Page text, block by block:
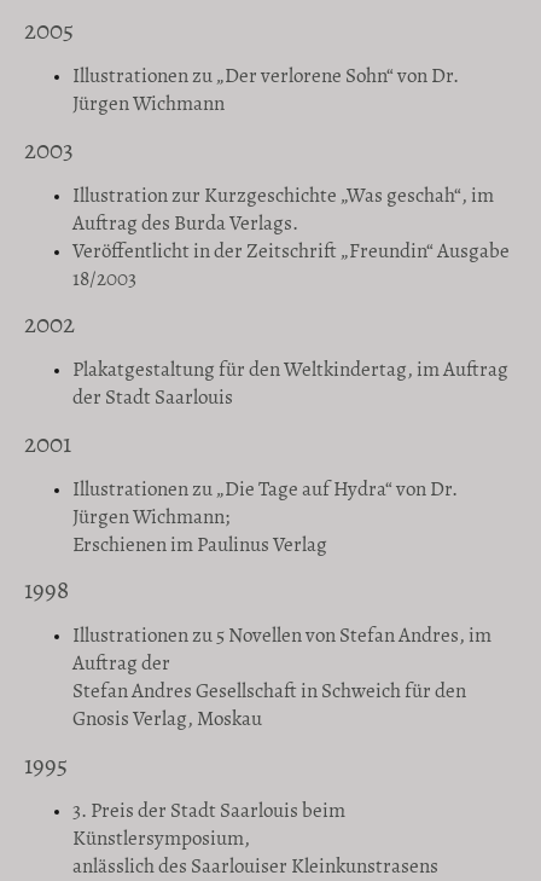
2005
Illustrationen zu „Der verlorene Sohn“ von Dr.
Jürgen Wichmann
2003
Illustration zur Kurzgeschichte „Was geschah“, im
Auftrag des Burda Verlags.
Veröffentlicht in der Zeitschrift „Freundin“ Ausgabe
18/2003
2002
Plakatgestaltung für den Weltkindertag, im Auftrag
der Stadt Saarlouis
2001
Illustrationen zu „Die Tage auf Hydra“ von Dr.
Jürgen Wichmann;
Erschienen im Paulinus Verlag
1998
Illustrationen zu 5 Novellen von Stefan Andres, im
Auftrag der
Stefan Andres Gesellschaft in Schweich für den
Gnosis Verlag, Moskau
1995
3. Preis der Stadt Saarlouis beim
Künstlersymposium,
anlässlich des Saarlouiser Kleinkunstrasens